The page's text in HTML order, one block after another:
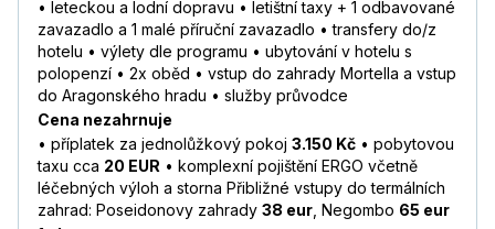
• leteckou a lodní dopravu • letištní taxy + 1 odbavované
zavazadlo a 1 malé příruční zavazadlo • transfery do/z
hotelu • výlety dle programu • ubytování v hotelu s
polopenzí • 2x oběd • vstup do zahrady Mortella a vstup
do Aragonského hradu • služby průvodce
Cena nezahrnuje
• příplatek za jednolůžkový pokoj 3.150 Kč • pobytovou
taxu cca 20 EUR • komplexní pojištění ERGO včetně
léčebných výloh a storna Přibližné vstupy do termálních
zahrad: Poseidonovy zahrady 38 eur , Negombo 65 eur